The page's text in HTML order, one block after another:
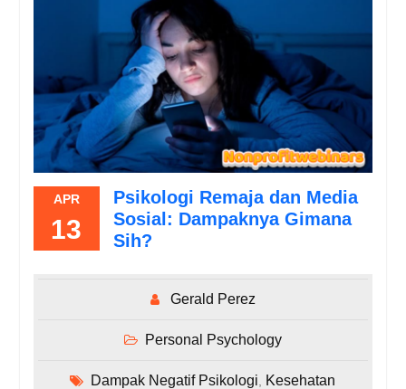
APR
13
Psikologi Remaja dan Media
Sosial: Dampaknya Gimana
Sih?
Gerald Perez
Personal Psychology
Dampak Negatif Psikologi
Kesehatan